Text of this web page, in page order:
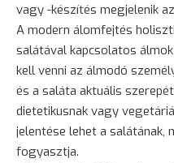
vagy -készítés megjelenik
A modern álomfejtés
salátával kapcsolatos
kell venni az álmodó
és a saláta aktuális
dietetikusnak vagy
jelentése lehet a salátának,
fogyasztja.